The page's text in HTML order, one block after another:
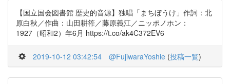
【国立国会図書館 歴史的音源】独唱「まちぼうけ」作詞：北
原白秋／作曲：山田耕筰／藤原義江／ニッポノホン：
1927（昭和2）年6月 https://t.co/ak4C372EV6
2019-10-12 03:42:54 @FujiwaraYoshie (投稿一覧)